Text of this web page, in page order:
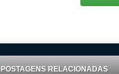
POSTAGENS RELACIONADAS